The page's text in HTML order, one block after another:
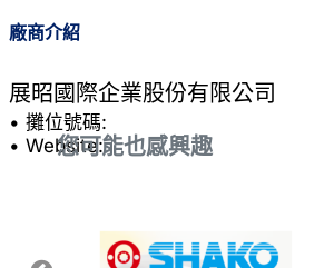
廠商介紹
展昭國際企業股份有限公司
• 攤位號碼:
• Website:您可能也感興趣